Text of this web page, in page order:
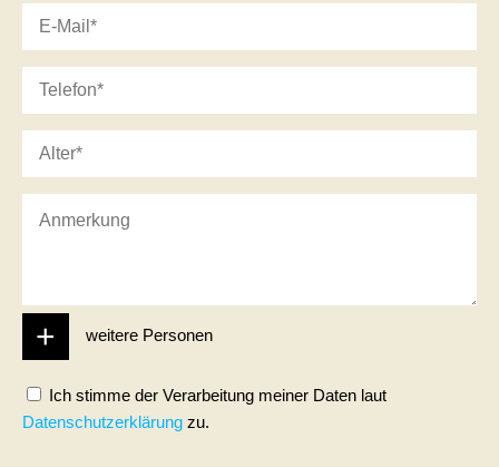
weitere Personen
Ich stimme der Verarbeitung meiner Daten laut
Datenschutzerklärung zu.